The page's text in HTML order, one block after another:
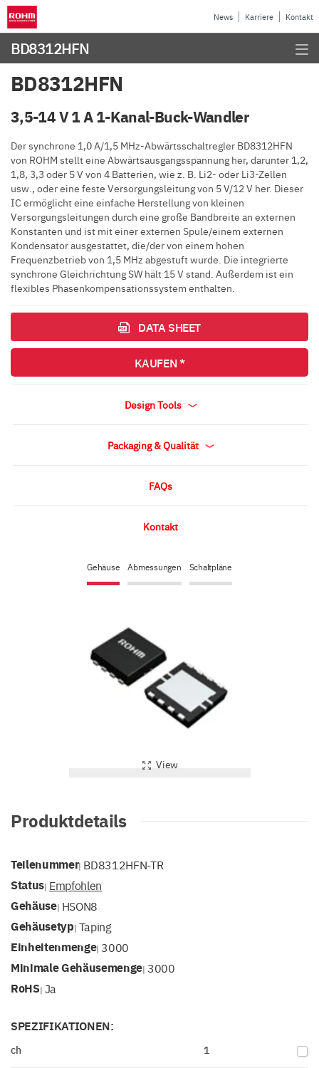
News Karriere Kontakt
BD8312HFN
Gehäuse Abmessungen Schaltpläne
View
BD8312HFN
3,5-14 V 1 A 1-Kanal-Buck-Wandler
Der synchrone 1,0 A/1,5 MHz-Abwärtsschaltregler BD8312HFN
von ROHM stellt eine Abwärtsausgangsspannung her, darunter 1,2,
1,8, 3,3 oder 5 V von 4 Batterien, wie z. B. Li2- oder Li3-Zellen
usw., oder eine feste Versorgungsleitung von 5 V/12 V her. Dieser
IC ermöglicht eine einfache Herstellung von kleinen
Versorgungsleitungen durch eine große Bandbreite an externen
Konstanten und ist mit einer externen Spule/einem externen
Kondensator ausgestattet, die/der von einem hohen
Frequenzbetrieb von 1,5 MHz abgestuft wurde. Die integrierte
synchrone Gleichrichtung SW hält 15 V stand. Außerdem ist ein
flexibles Phasenkompensationssystem enthalten.
DATA SHEET
KAUFEN *
Design Tools
Packaging & Qualität
FAQs
Kontakt
Produktdetails
Teilenummer| BD8312HFN-TR
Status| Empfohlen
Gehäuse| HSON8
Gehäusetyp| Taping
Einheitenmenge| 3000
Minimale Gehäusemenge| 3000
RoHS| Ja
SPEZIFIKATIONEN:
ch 1